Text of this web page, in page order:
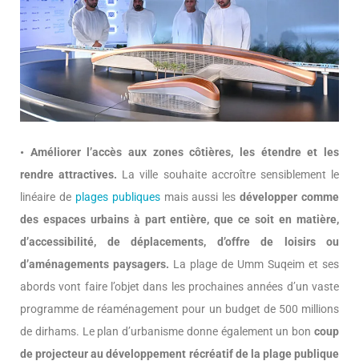
• Améliorer l’accès aux zones côtières, les étendre et les
rendre attractives. La ville souhaite accroître sensiblement le
linéaire de plages publiquesmais aussi lesdévelopper comme
des espaces urbains à part entière, que ce soit en matière,
d’accessibilité, de déplacements, d’offre de loisirs ou
d’aménagements paysagers. La plage de Umm Suqeim et ses
abords vont faire l’objet dans les prochaines années d’un vaste
programme de réaménagement pour un budget de 500 millions
de dirhams. Le plan d’urbanisme donne également un bon coup
de projecteur au développement récréatif de la plage publique